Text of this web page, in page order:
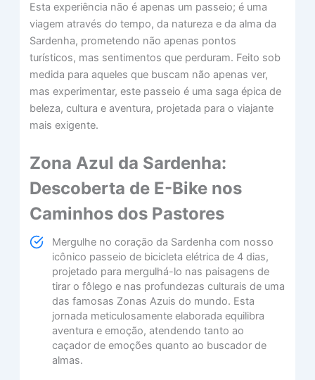
Esta experiência não é apenas um passeio; é uma
viagem através do tempo, da natureza e da alma da
Sardenha, prometendo não apenas pontos
turísticos, mas sentimentos que perduram. Feito sob
medida para aqueles que buscam não apenas ver,
mas experimentar, este passeio é uma saga épica de
beleza, cultura e aventura, projetada para o viajante
mais exigente.
Zona Azul da Sardenha:
Descoberta de E-Bike nos
Caminhos dos Pastores
Mergulhe no coração da Sardenha com nosso
icônico passeio de bicicleta elétrica de 4 dias,
projetado para mergulhá-lo nas paisagens de
tirar o fôlego e nas profundezas culturais de uma
das famosas Zonas Azuis do mundo. Esta
jornada meticulosamente elaborada equilibra
aventura e emoção, atendendo tanto ao
caçador de emoções quanto ao buscador de
almas.